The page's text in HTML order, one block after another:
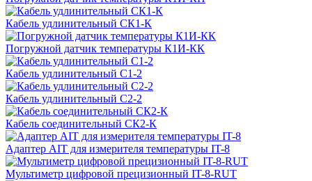
Кабель удлинительный СК1-К
Погружной датчик температуры К1И-КК
Кабель удлинительный С1-2
Кабель удлинительный С2-2
Кабель соединительный СК2-К
Адаптер AIT для измерителя температуры IT-8
Мультиметр цифровой прецизионный IT-8-RUT